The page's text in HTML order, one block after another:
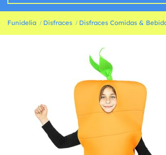
Funidelia Disfraces Disfraces Comidas &